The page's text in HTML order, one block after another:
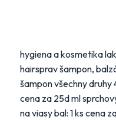
hygiena a kosmetika
hairsprav šampon,
šampon všechny druhy
cena za 25d ml
na viasy bal: 1 ks cena